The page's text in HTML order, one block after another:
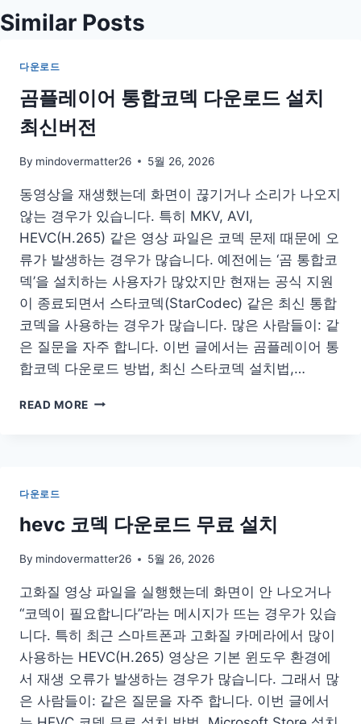
Similar Posts
다운로드
곰플레이어 통합코덱 다운로드 설치
최신버전
By mindovermatter26 5월 26, 2026
동영상을 재생했는데 화면이 끊기거나 소리가 나오지
않는 경우가 있습니다. 특히 MKV, AVI,
HEVC(H.265) 같은 영상 파일은 코덱 문제 때문에 오
류가 발생하는 경우가 많습니다. 예전에는 ‘곰 통합코
덱’을 설치하는 사용자가 많았지만 현재는 공식 지원
이 종료되면서 스타코덱(StarCodec) 같은 최신 통합
코덱을 사용하는 경우가 많습니다. 많은 사람들이: 같
은 질문을 자주 합니다. 이번 글에서는 곰플레이어 통
합코덱 다운로드 방법, 최신 스타코덱 설치법,…
READ MORE 곰
코
덱
로
설
치
최
신
버
전
다운로드
hevc 코덱 다운로드 무료 설치
By mindovermatter26 5월 26, 2026
고화질 영상 파일을 실행했는데 화면이 안 나오거나
“코덱이 필요합니다”라는 메시지가 뜨는 경우가 있습
니다. 특히 최근 스마트폰과 고화질 카메라에서 많이
사용하는 HEVC(H.265) 영상은 기본 윈도우 환경에
서 재생 오류가 발생하는 경우가 많습니다. 그래서 많
은 사람들이: 같은 질문을 자주 합니다. 이번 글에서